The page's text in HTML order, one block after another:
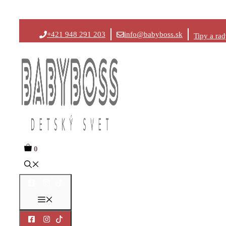
na
+421 948 291 203 info@babyboss.sk Tipy a
0